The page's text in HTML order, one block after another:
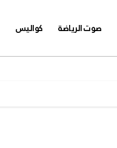
صوت الرياضة كواليس